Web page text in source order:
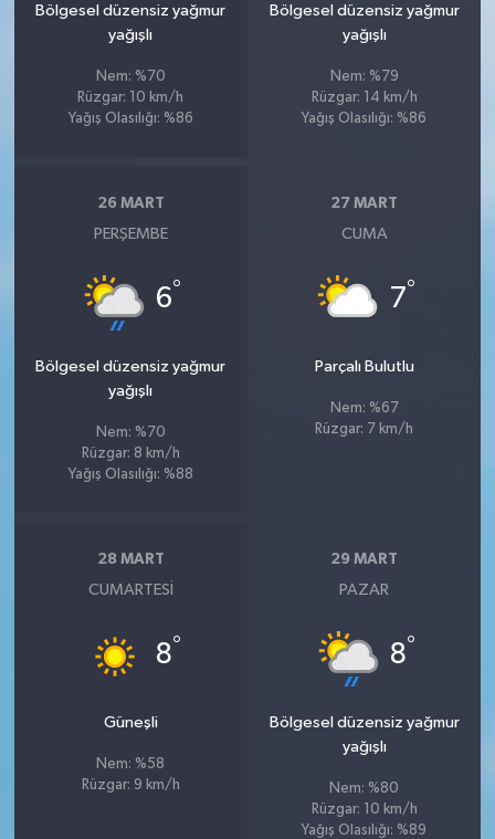
Bölgesel düzensiz yağmur
yağışlı
Nem: %70
Rüzgar: 10 km/h
Yağış Olasılığı: %86
Bölgesel düzensiz yağmur
yağışlı
Nem: %79
Rüzgar: 14 km/h
Yağış Olasılığı: %86
26 MART
PERŞEMBE
6°
Bölgesel düzensiz yağmur
yağışlı
Nem: %70
Rüzgar: 8 km/h
Yağış Olasılığı: %88
27 MART
CUMA
7°
Parçalı Bulutlu
Nem: %67
Rüzgar: 7 km/h
28 MART
CUMARTESI
8°
Güneşli
Nem: %58
Rüzgar: 9 km/h
29 MART
PAZAR
8°
Bölgesel düzensiz yağmur
yağışlı
Nem: %80
Rüzgar: 10 km/h
Yağış Olasılığı: %89